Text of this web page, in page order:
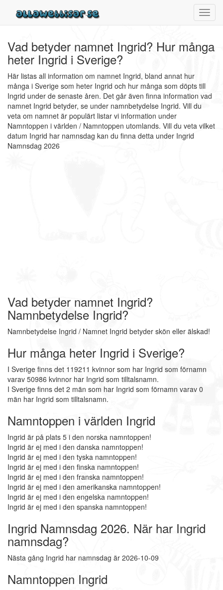
Vad betyder namnet Ingrid? Hur många
heter Ingrid i Sverige?
Här listas all information om namnet Ingrid, bland annat hur
många i Sverige som heter Ingrid och hur många som döpts till
Ingrid under de senaste åren. Det går även finna information vad
namnet Ingrid betyder, se under namnbetydelse Ingrid. Vill du
veta om namnet är populärt listar vi information under
Namntoppen i världen / Namntoppen utomlands. Vill du veta vilket
datum Ingrid har namnsdag kan du finna detta under Ingrid
Namnsdag 2026
Vad betyder namnet Ingrid?
Namnbetydelse Ingrid?
Namnbetydelse Ingrid / Namnet Ingrid betyder skön eller älskad!
Hur många heter Ingrid i Sverige?
I Sverige finns det 119211 kvinnor som har Ingrid som förnamn
varav 50986 kvinnor har Ingrid som tilltalsnamn.
I Sverige finns det 2 män som har Ingrid som förnamn varav 0
män har Ingrid som tilltalsnamn.
Namntoppen i världen Ingrid
Ingrid är på plats 5 i den norska namntoppen!
Ingrid är ej med i den danska namntoppen!
Ingrid är ej med i den tyska namntoppen!
Ingrid är ej med i den finska namntoppen!
Ingrid är ej med i den franska namntoppen!
Ingrid är ej med i den amerikanska namntoppen!
Ingrid är ej med i den engelska namntoppen!
Ingrid är ej med i den spanska namntoppen!
Ingrid Namnsdag 2026. När har Ingrid
namnsdag?
Nästa gång Ingrid har namnsdag är 2026-10-09
Namntoppen Ingrid